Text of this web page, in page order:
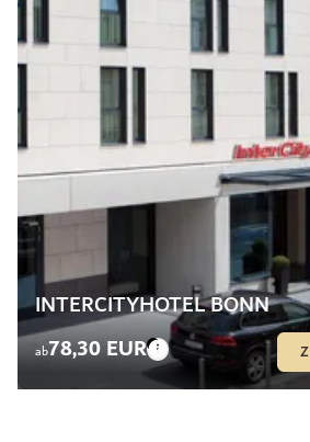
INTERCITYHOTEL BONN
ab78,30 EUR